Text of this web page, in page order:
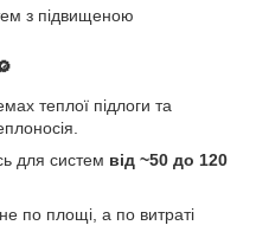
з підвищеною
теплої підлоги та
для систем від ~50 до 120
по площі, а по витраті